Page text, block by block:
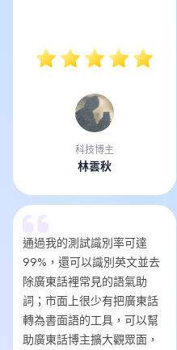
科技博主
林雲秋
通過我的測試識別率可達
99%，還可以識別英文並去
除廣東話裡常見的語氣助
詞；市面上很少有把廣東話
轉為書面語的工具，可以幫
助廣東話博主擴大觀眾面，